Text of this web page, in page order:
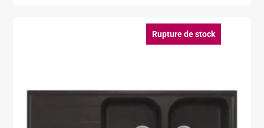
Rupture de stock